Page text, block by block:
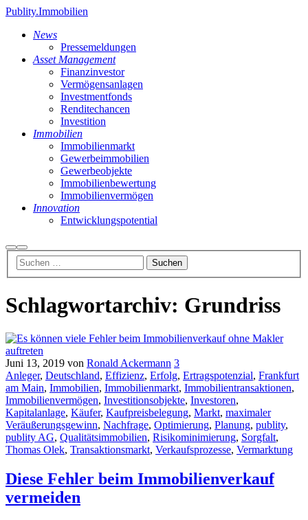
Publity.Immobilien
News
Pressemeldungen
Asset Management
Finanzinvestor
Vermögensanlagen
Investmentfonds
Renditechancen
Investition
Immobilien
Immobilienmarkt
Gewerbeimmobilien
Gewerbeobjekte
Immobilienbewertung
Immobilienvermögen
Innovation
Entwicklungspotential
Suchen
Hauptmenü
Schlagwortarchiv: Grundriss
Juni 13, 2019 von Ronald Ackermann 3
Anleger, Deutschland, Effizienz, Erfolg, Ertragspotenzial, Frankfurt
am Main, Immobilien, Immobilienmarkt, Immobilientransaktionen,
Immobilienvermögen, Investitionsobjekte, Investoren,
Kapitalanlage, Käufer, Kaufpreisbelegung, Markt, maximaler
Veräußerungsgewinn, Nachfrage, Optimierung, Planung, publity,
publity AG, Qualitätsimmobilien, Risikominimierung, Sorgfalt,
Thomas Olek, Transaktionsmarkt, Verkaufsprozesse, Vermarktung
Diese Fehler beim Immobilienverkauf
vermeiden